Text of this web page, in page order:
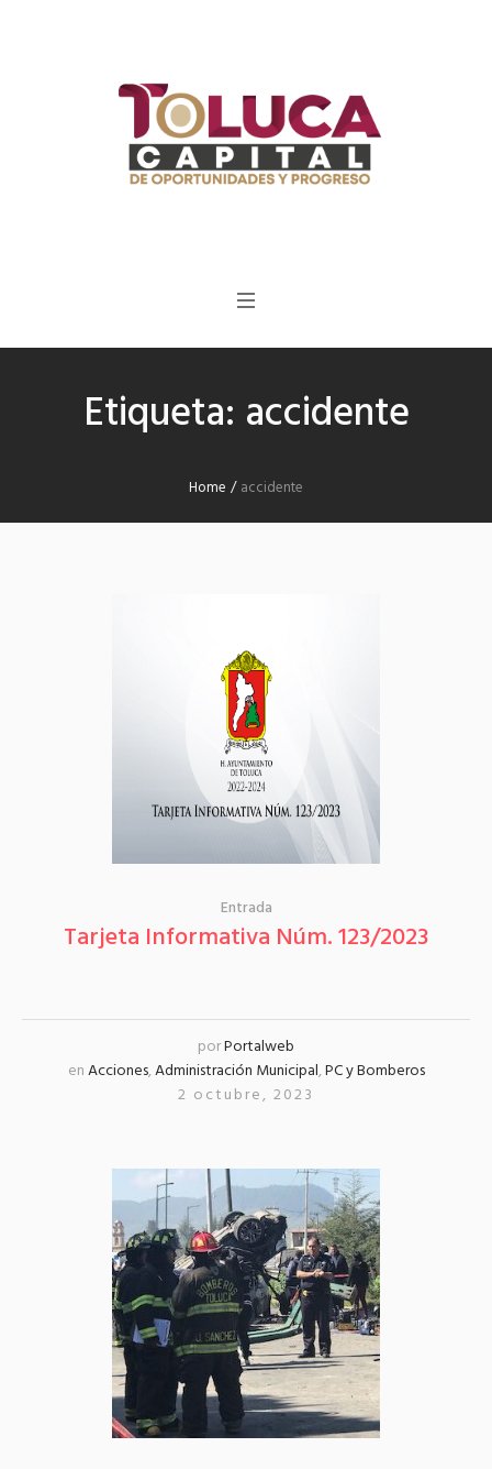
Etiqueta: accidente
Home /accidente
Entrada
Tarjeta Informativa Núm. 123/2023
porPortalweb
enAcciones,Administración Municipal,PC y Bomberos
2 octubre, 2023